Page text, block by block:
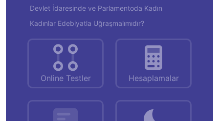
Devlet İdaresinde ve Parlamentoda Kadın
Kadınlar Edebiyatla Uğraşmalımıdır?
Online Testler Hesaplamalar